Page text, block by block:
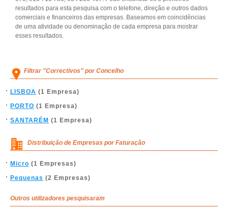
resultados para esta pesquisa com o telefone, direção e outros dados
comerciais e financeiros das empresas. Baseamos em coincidências
de uma atividade ou denominação de cada empresa para mostrar
esses resultados.
Filtrar "Correctivos" por Concelho
LISBOA (1 Empresa)
PORTO (1 Empresa)
SANTARÉM (1 Empresa)
Distribuição de Empresas por Faturação
Micro (1 Empresas)
Pequenas (2 Empresas)
Outros utilizadores pesquisaram